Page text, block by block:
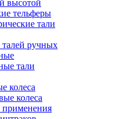
высотой
тельферы
тали
ручных
тали
колеса
колеса
применения